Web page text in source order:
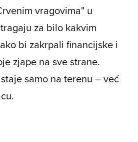
vragovima" u
za bilo kakvim
bi zakrpali financijske i
zjape na sve strane.
samo na terenu – već